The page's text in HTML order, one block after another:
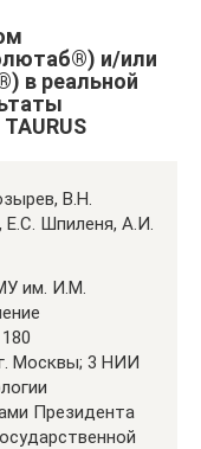
и/или
в реальной
В.Н.
Е.С. Шпиленя, А.И.
им. И.М.
Москвы; 3 НИИ
Президента